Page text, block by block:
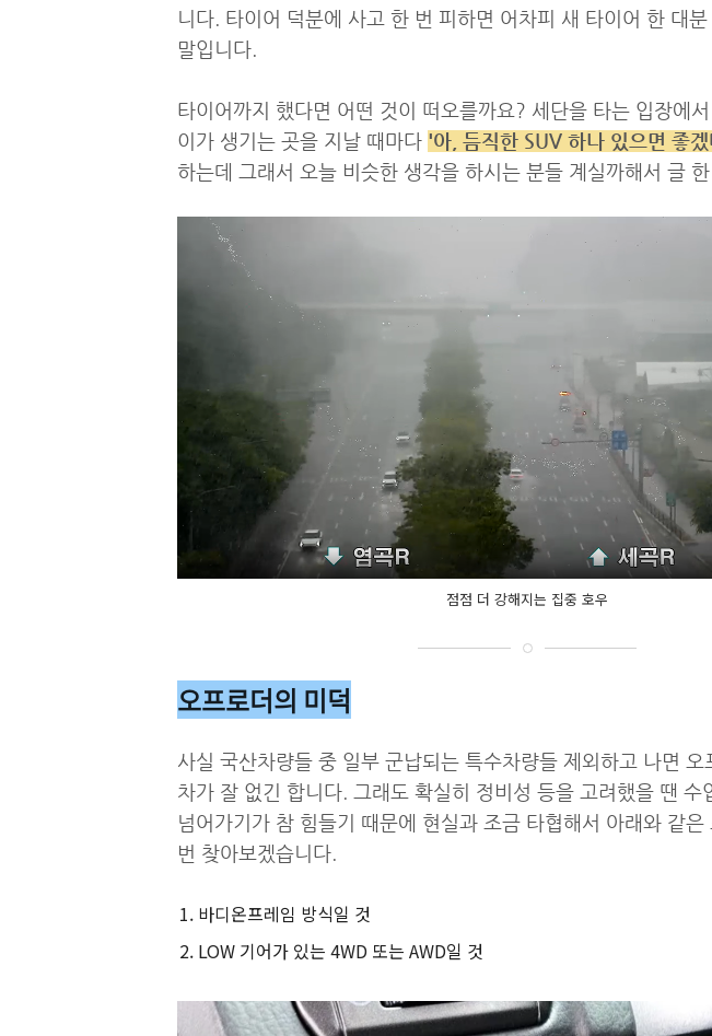
니다. 타이어 덕분에 사고 한 번 피하면 어차피 새 타이어 한 대분
말입니다.
타이어까지 했다면 어떤 것이 떠오를까요? 세단을 타는 입장에
이가 생기는 곳을 지날 때마다 '아, 듬직한 SUV 하나 있으면 좋
하는데 그래서 오늘 비슷한 생각을 하시는 분들 계실까해서 글
점점 더 강해지는 집중 호우
오프로더의 미덕
사실 국산차량들 중 일부 군납되는 특수차량들 제외하고 나면 오
차가 잘 없긴 합니다. 그래도 확실히 정비성 등을 고려했을 땐 수
넘어가기가 참 힘들기 때문에 현실과 조금 타협해서 아래와 같
번 찾아보겠습니다.
바디온프레임 방식일 것
LOW 기어가 있는 4WD 또는 AWD일 것